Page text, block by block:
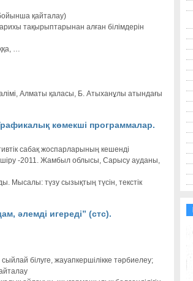
қайталау)
тақырыптарынан алған білімдерін
…
Алматы қаласы, Б. Атыханұлы атындағы
көмекшi программалар.
сабақ жоспарларының кешенді
-2011. Жамбыл облысы, Сарысу ауданы,
Мысалы: түзу сызықтың түсiн, текстiк
әлемді игереді” (стс).
білуге, жауапкершілікке тәрбиелеу;